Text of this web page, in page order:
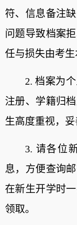
符、信息备注
问题导致档案
任与损失由考生
2. 档案为
注册、学籍归
生高度重视，妥
3. 请各位
息，方便查询
在新生开学时
领取。